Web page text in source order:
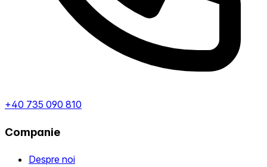
+40 735 090 810
Companie
Despre noi